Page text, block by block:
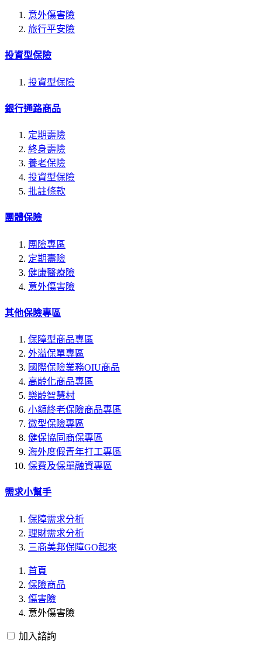
意外傷害險
旅行平安險
投資型保險
投資型保險
銀行通路商品
定期壽險
終身壽險
養老保險
投資型保險
批註條款
團體保險
團險專區
定期壽險
健康醫療險
意外傷害險
其他保險專區
保障型商品專區
外溢保單專區
國際保險業務OIU商品
高齡化商品專區
樂齡智慧村
小額終老保險商品專區
微型保險專區
健保協同商保專區
海外度假青年打工專區
保費及保單融資專區
需求小幫手
保障需求分析
理財需求分析
三商美邦保障GO起來
首頁
保險商品
傷害險
意外傷害險
加入諮詢